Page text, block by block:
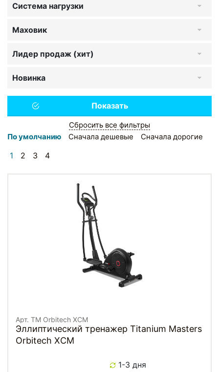
Система нагрузки
Маховик
Лидер продаж (хит)
Новинка
Сбросить все фильтры
По умолчанию
Сначала дешевые Сначала дорогие
1 2 3 4
Арт. TM Orbitech XCM
Эллиптический тренажер Titanium Masters
Orbitech XCM
1-3 дня